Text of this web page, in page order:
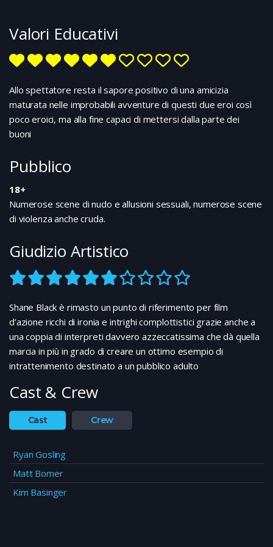
convincere Watson a unirsi a lui in un’ultima avventura,
rischia di precipitare l’Europa in una guerra sanguinosa.
Improbabile compagna di avventure la zingara
vita. Non è facile, all’interno del sistema dei franchise
che tanto
Valori Educativi
Allo spettatore resta il sapore positivo di una amicizia
maturata nelle improbabili avventure di questi due eroi così
poco eroici, ma alla fine capaci di mettersi dalla parte dei
buoni
Pubblico
18+
Numerose scene di nudo e allusioni sessuali, numerose scene
di violenza anche cruda.
Giudizio Artistico
Shane Black è rimasto un punto di riferimento per film
d’azione ricchi di ironia e intrighi complottistici grazie anche a
una coppia di interpreti davvero azzeccatissima che dà quella
marcia in più in grado di creare un ottimo esempio di
intrattenimento destinato a un pubblico adulto
Cast & Crew
Cast Crew
Ryan Gosling
Matt Bomer
Kim Basinger